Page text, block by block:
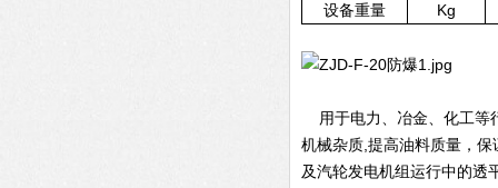
设备重量
Kg
用于电力、冶金、化工等
机械杂质,提高油料质量，
及汽轮发电机组运行中的透